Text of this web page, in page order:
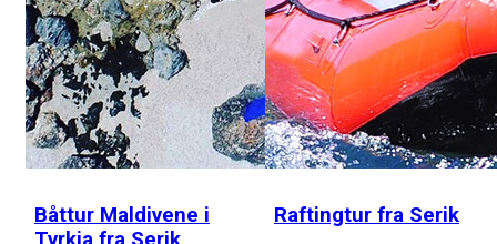
Båttur Maldivene i
Raftingtur fra Serik